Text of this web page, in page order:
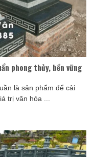
phong thủy, bền vững
là sản phẩm để cải
trị văn hóa ...